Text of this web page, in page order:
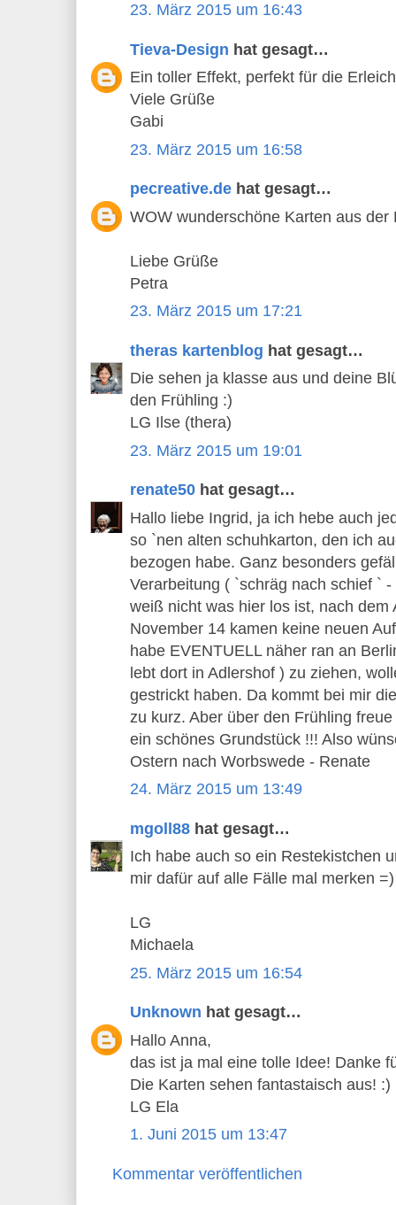
23. März 2015 um 16:43
Tieva-Design hat gesagt…
Ein toller Effekt, perfekt für die
Viele Grüße
Gabi
23. März 2015 um 16:58
pecreative.de hat gesagt…
WOW wunderschöne Karten aus der
Liebe Grüße
Petra
23. März 2015 um 17:21
theras kartenblog hat gesagt…
Die sehen ja klasse aus und deine
den Frühling :)
LG Ilse (thera)
23. März 2015 um 19:01
renate50 hat gesagt…
Hallo liebe Ingrid, ja ich hebe auch
so `nen alten schuhkarton, den ich
bezogen habe. Ganz besonders
Verarbeitung ( `schräg nach schief `
weiß nicht was hier los ist, nach dem
November 14 kamen keine neuen
habe EVENTUELL näher ran an
lebt dort in Adlershof ) zu ziehen,
gestrickt haben. Da kommt bei mir
zu kurz. Aber über den Frühling
ein schönes Grundstück !!! Also
Ostern nach Worbswede - Renate
24. März 2015 um 13:49
mgoll88 hat gesagt…
Ich habe auch so ein Restekistchen
mir dafür auf alle Fälle mal merken =)
LG
Michaela
25. März 2015 um 16:54
Unknown hat gesagt…
Hallo Anna,
das ist ja mal eine tolle Idee! Danke
Die Karten sehen fantastaisch aus! :)
LG Ela
1. Juni 2015 um 13:47
Kommentar veröffentlichen